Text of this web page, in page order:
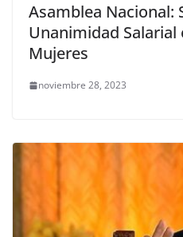
Asamblea Nacional:
Unanimidad
Mujeres
noviembre 28, 2023